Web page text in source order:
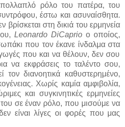
ρόλο του πατέρα, του
έστω και ασυναίσθητα.
στη δικιά του ερμηνεία
Leonardo DiCaprio ο οποίος,
που τον έκανε ίνδαλμα στα
που και να θέλουν, δεν σου
να εκφράσεις το ταλέντο σου,
τον διανοητικά καθυστερημένο,
Χωρίς καμία αμφιβολία,
και συγκινητικές ερμηνείες
σε έναν ρόλο, που μισούμε να
είναι λίγες οι φορές που μας